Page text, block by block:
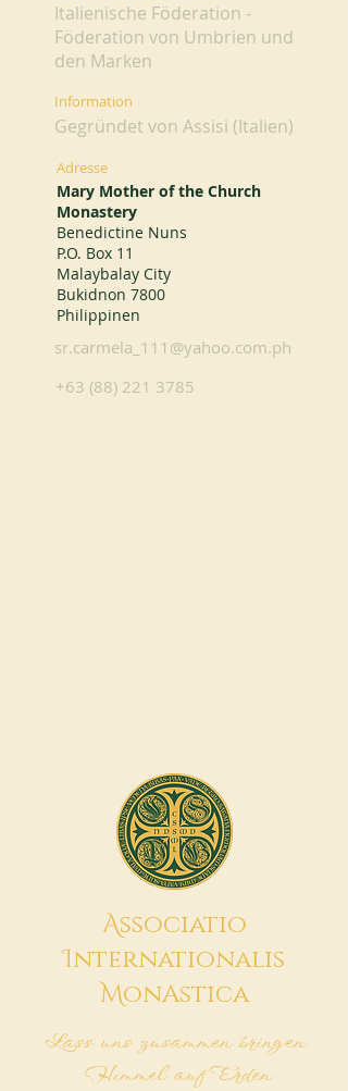
Italienische Föderation -
Föderation von Umbrien und
den Marken
Information
Gegründet von Assisi (Italien)
Adresse
Mary Mother of the Church
Monastery
Benedictine Nuns
P.O. Box 11
Malaybalay City
Bukidnon 7800
Philippinen
sr.carmela_111@yahoo.com.ph
+63 (88) 221 3785
Associatio
Internationalis
MonAstica
Lass uns zusammen bringen
Himmel auf Erden